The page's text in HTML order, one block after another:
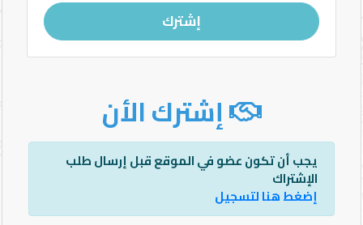
إشترك
إشترك الأن
يجب أن تكون عضو في الموقع قبل إرسال طلب
الإشتراك
إضغط هنا لتسجيل